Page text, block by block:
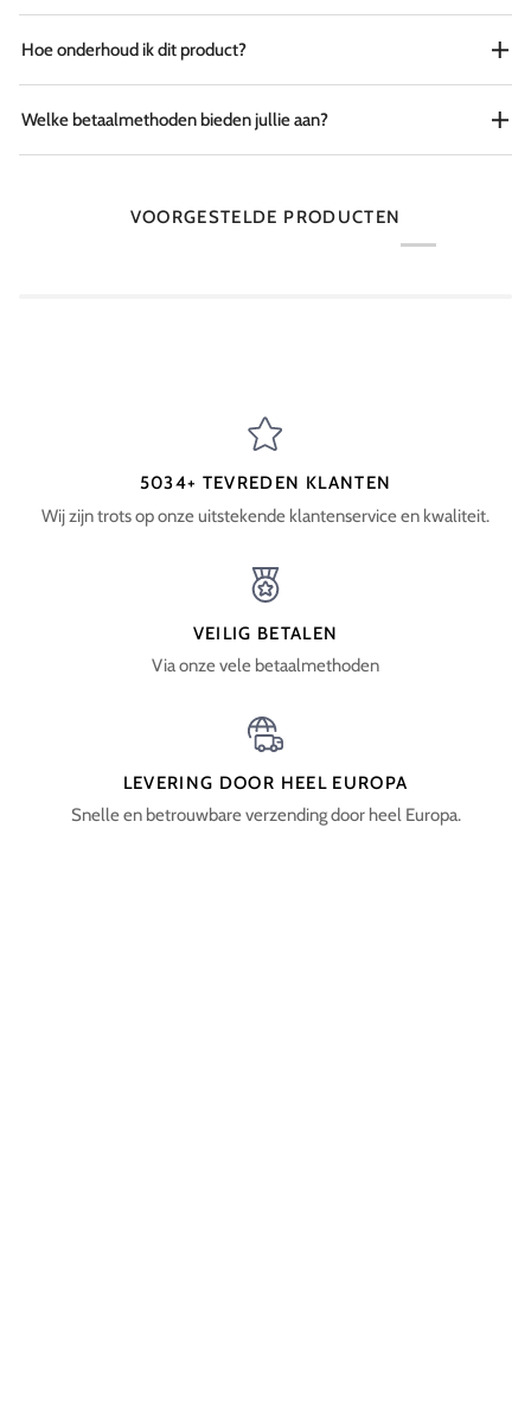
Hoe onderhoud ik dit product?
Welke betaalmethoden bieden jullie aan?
VOORGESTELDE PRODUCTEN
5034+ TEVREDEN KLANTEN
Wij zijn trots op onze uitstekende klantenservice en kwaliteit.
VEILIG BETALEN
Via onze vele betaalmethoden
LEVERING DOOR HEEL EUROPA
Snelle en betrouwbare verzending door heel Europa.